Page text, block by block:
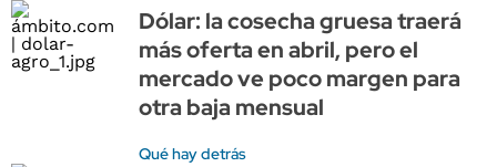
Dólar: la cosecha gruesa traerá
más oferta en abril, pero el
mercado ve poco margen para
otra baja mensual
Qué hay detrás